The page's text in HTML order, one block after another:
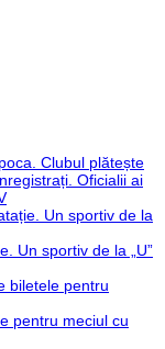
Clubul plătește
Oficialii ai
Un sportiv de la
Un sportiv de la „U”
biletele pentru
pentru meciul cu